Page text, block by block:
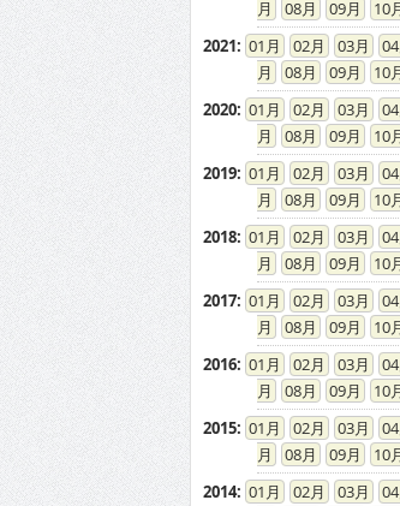
08
09 10
2021: 01 02 03 04
08
09 10
2020: 01 02 03 04
08
09 10
2019: 01 02 03 04
08
09 10
2018: 01 02 03 04
08
09 10
2017: 01 02 03 04
08
09 10
2016: 01 02 03 04
08
09 10
2015: 01 02 03 04
08
09 10
2014: 01 02 03 04